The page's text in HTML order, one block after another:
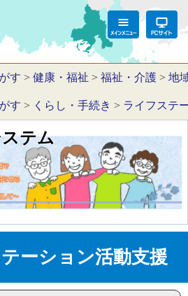
す > 健康・福祉 > 福祉・介護 > 地
す > くらし・手続き > ライフステ
テム
ーション活動支援